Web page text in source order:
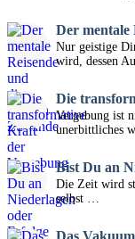
Der mentale
Nur geistige
wird, dessen
Die
Vergebung ist
unerbittliches
Bist Du an
Die Zeit wird
selbst …